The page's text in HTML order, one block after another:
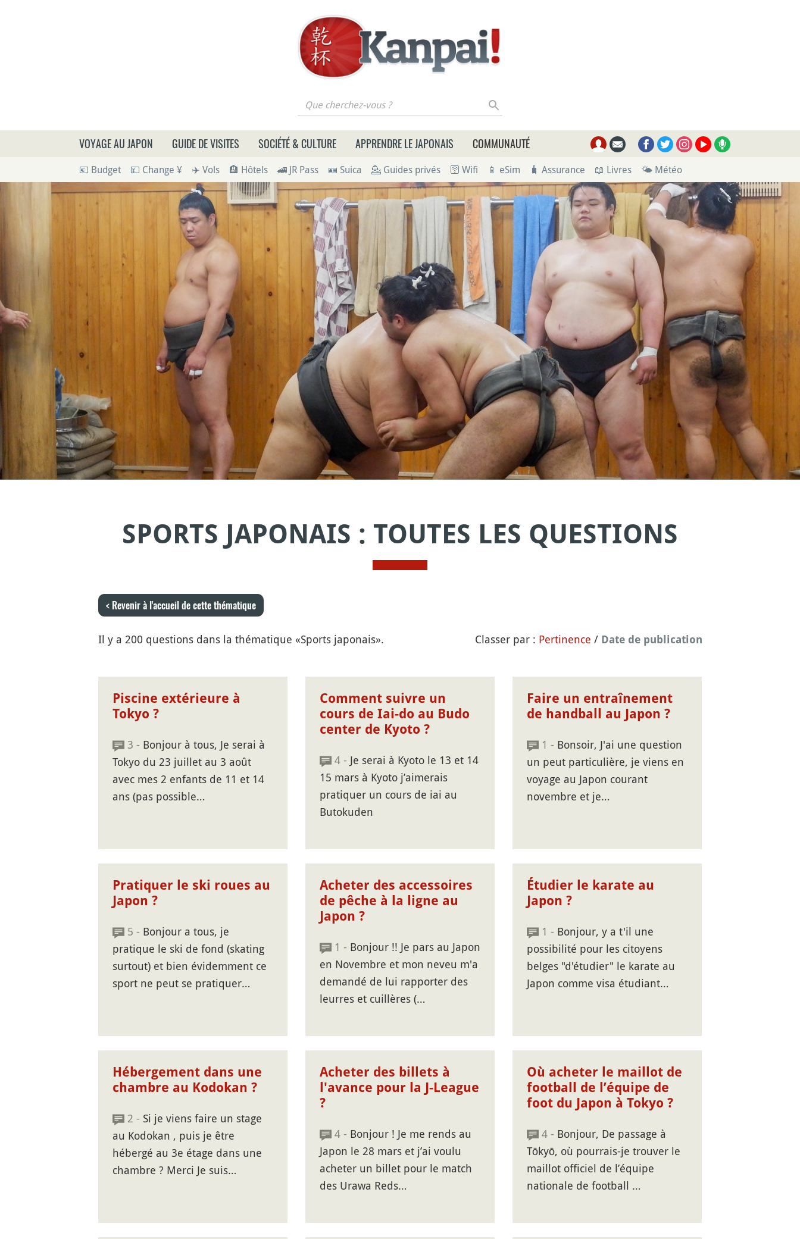
Que cherchez-vous ?
VOYAGE AU JAPON GUIDE DE VISITES SOCIÉTÉ & CULTURE APPRENDRE LE JAPONAIS COMMUNAUTÉ
💶 Budget 💴 Change ¥ ✈️ Vols 🏨 Hôtels 🚄 JR Pass 🪪 Suica 💁 Guides privés 🛜 Wifi 📱 eSim 🧳 Assurance 📖 Livres 🌤 Météo
SPORTS JAPONAIS : TOUTES LES QUESTIONS
< Revenir à l'accueil de cette thématique
Il y a 200 questions dans la thématique «Sports japonais». Classer par : Pertinence / Date de publication
Piscine extérieure à
Tokyo ?
3 - Bonjour à tous, Je serai à
Tokyo du 23 juillet au 3 août
avec mes 2 enfants de 11 et 14
ans (pas possible…
Comment suivre un
cours de Iai-do au Budo
center de Kyoto ?
4 - Je serai à Kyoto le 13 et 14
15 mars à Kyoto j’aimerais
pratiquer un cours de iai au
Butokuden
Faire un entraînement
de handball au Japon ?
1 - Bonsoir, J'ai une question
un peut particulière, je viens en
voyage au Japon courant
novembre et je…
Pratiquer le ski roues au
Japon ?
5 - Bonjour a tous, je
pratique le ski de fond (skating
surtout) et bien évidemment ce
sport ne peut se pratiquer…
Acheter des accessoires
de pêche à la ligne au
Japon ?
1 - Bonjour !! Je pars au Japon
en Novembre et mon neveu m'a
demandé de lui rapporter des
leurres et cuillères (…
Étudier le karate au
Japon ?
1 - Bonjour, y a t'il une
possibilité pour les citoyens
belges "d'étudier" le karate au
Japon comme visa étudiant…
Hébergement dans une
chambre au Kodokan ?
2 - Si je viens faire un stage
au Kodokan , puis je être
hébergé au 3e étage dans une
chambre ? Merci Je suis…
Acheter des billets à
l'avance pour la J-League
?
4 - Bonjour ! Je me rends au
Japon le 28 mars et j’ai voulu
acheter un billet pour le match
des Urawa Reds…
Où acheter le maillot de
football de l’équipe de
foot du Japon à Tokyo ?
4 - Bonjour, De passage à
Tōkyō, où pourrais-je trouver le
maillot officiel de l’équipe
nationale de football …